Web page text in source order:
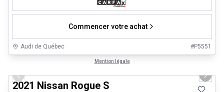
Commencer votre achat
Audi de Québec #P5551
Mention légale
Véhicules d'occasion certifiés
Previous slide Next
2021 Nissan Rogue S